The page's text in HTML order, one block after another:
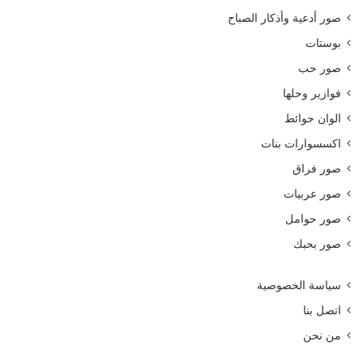
صور أدعية وأذكار الصباح
بوستات
صور حب
فوازير وحلها
الوان حوائط
اكسسوارات بنات
صور فراق
صور عربيات
صور حوامل
صور بحبك
سياسة الخصوصية
اتصل بنا
من نحن